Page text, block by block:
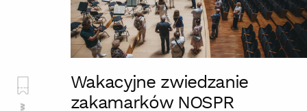
Wakacyjne zwiedzanie
zakamarków NOSPR